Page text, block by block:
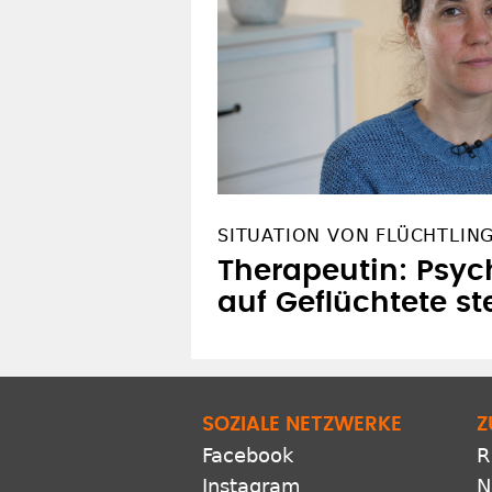
SITUATION VON
Therapeutin:
auf Geflüchtete
SOZIALE NETZWERKE
Facebook
Instagram